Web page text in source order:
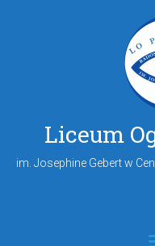
Liceum
im. Josephine Gebert w